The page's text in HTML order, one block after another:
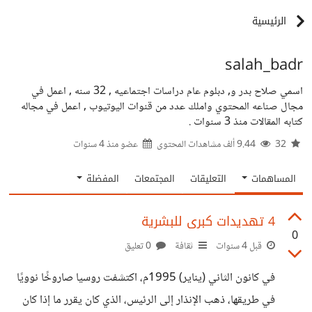
الرئيسية
salah_badr
اسمي صلاح بدر و, دبلوم عام دراسات اجتماعيه , 32 سنه , اعمل في
مجال صناعه المحتوي واملك عدد من قنوات اليوتيوب , اعمل في مجاله
كتابه المقالات منذ 3 سنوات .
عضو منذ4 سنوات
المساهمات التعليقات المجتمعات المفضلة
0
4 تهديدات كبرى للبشرية
قبل 4 سنوات ثقافة
في كانون الثاني (يناير) 1995م، اكتشفت روسيا صاروخًا نوويًا
في طريقها، ذهب الإنذار إلى الرئيس، الذي كان يقرر ما إذا كان